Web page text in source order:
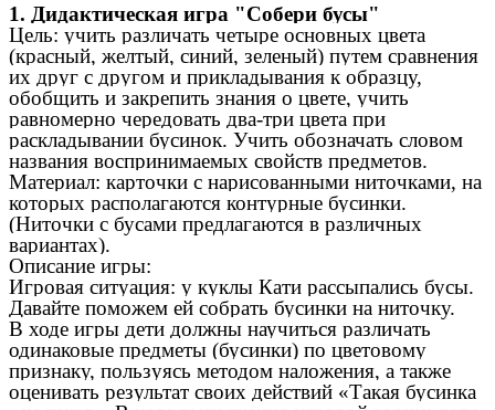
1. Дидактическая игра "Собери бусы"
Цель: учить различать четыре основных цвета
(красный, желтый, синий, зеленый) путем сравнения
их друг с другом и прикладывания к образцу,
обобщить и закрепить знания о цвете, учить
равномерно чередовать два-три цвета при
раскладывании бусинок. Учить обозначать словом
названия воспринимаемых свойств предметов.
Материал: карточки с нарисованными ниточками, на
которых располагаются контурные бусинки.
(Ниточки с бусами предлагаются в различных
вариантах).
Описание игры:
Игровая ситуация: у куклы Кати рассыпались бусы.
Давайте поможем ей собрать бусинки на ниточку.
В ходе игры дети должны научиться различать
одинаковые предметы (бусинки) по цветовому
признаку, пользуясь методом наложения, а также
оценивать результат своих действий «Такая бусинка